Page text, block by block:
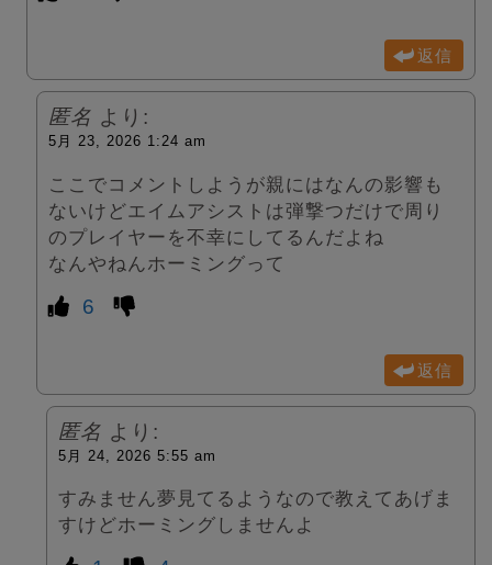
返信
匿名 より:
5月 23, 2026 1:24 am
ここでコメントしようが親にはなんの影響も
ないけどエイムアシストは弾撃つだけで周り
のプレイヤーを不幸にしてるんだよね
なんやねんホーミングって
6
返信
匿名 より:
5月 24, 2026 5:55 am
すみません夢見てるようなので教えてあげま
すけどホーミングしませんよ